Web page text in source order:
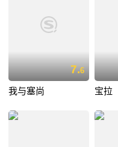
7.6
我与塞尚 宝拉